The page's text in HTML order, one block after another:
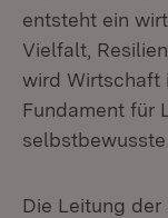
entsteht ein
Vielfalt,
wird Wirtschaft
Fundament für
Die Leitung